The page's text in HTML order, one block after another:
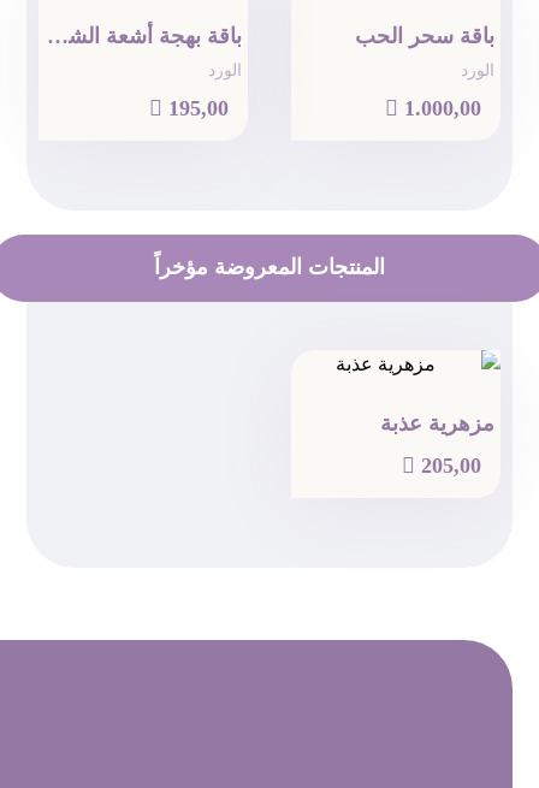
باقة سحر الحب
الورد
 1.000,00
باقة بهجة أشعة الشمس
الورد
 195,00
المنتجات المعروضة مؤخراً
مزهرية عذبة
 205,00